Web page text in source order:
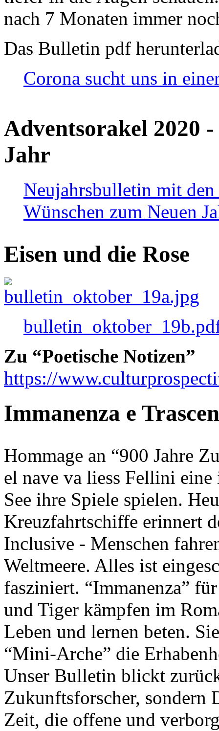
nach 7 Monaten immer
Das Bulletin pdf
Corona sucht uns in
Adventsorakel 2020
Jahr
Neujahrsbulletin mit den
Wünschen zum Neuen
Eisen und die Rose
Zu “Poetische Notizen”
https://
Immanenza e
Hommage an “900 Jahre
el nave va liess Fellini
See ihre Spiele spielen.
Kreuzfahrtschiffe erinnert
Inclusive - Menschen
Weltmeere. Alles ist
fasziniert. “Immanenza”
und Tiger kämpfen im
Leben und lernen beten.
“Mini-Arche” die
Unser Bulletin blickt
Zukunftsforscher, sondern
Zeit, die offene und